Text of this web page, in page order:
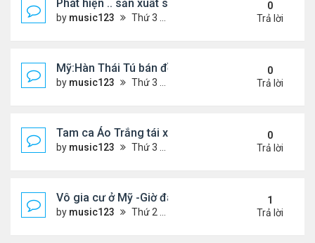
Phát hiện .. sản xuất sữa 'pha bột giặt'
by music123 Thứ 3 Tháng 7 28, 2026 4:43 pm
0
Trả lời
Mỹ:Hàn Thái Tú bán đồ ăn online mưu sinh
by music123 Thứ 3 Tháng 7 28, 2026 4:36 pm
0
Trả lời
Tam ca Áo Trắng tái xuất trên sân khấu
by music123 Thứ 3 Tháng 7 28, 2026 4:32 pm
0
Trả lời
Vô gia cư ở Mỹ -Giờ đây tôi có căn hộ giá 200 đô
by music123 Thứ 2 Tháng 7 27, 2026 4:56 am
1
Trả lời